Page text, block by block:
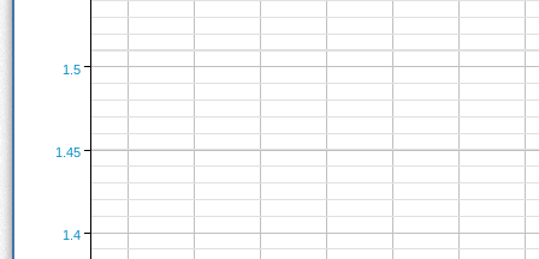
1.4
1.5
1.45